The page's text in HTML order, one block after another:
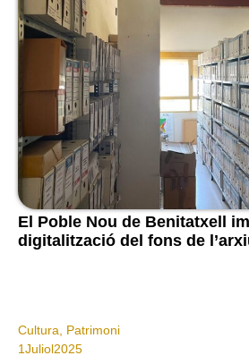
El Poble Nou de Benitatxell
digitalització del fons de
Cultura
Patrimoni
1Juliol2025